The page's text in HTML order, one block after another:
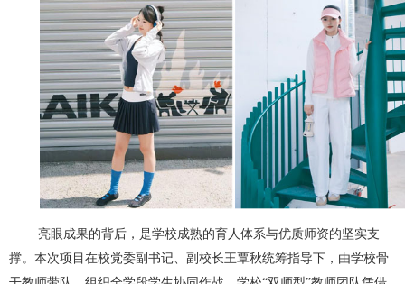
亮眼成果的背后，是学校成熟的育人体系与优质师资的坚实支
撑。本次项目在校党委副书记、副校长王覃秋统筹指导下，由学校骨